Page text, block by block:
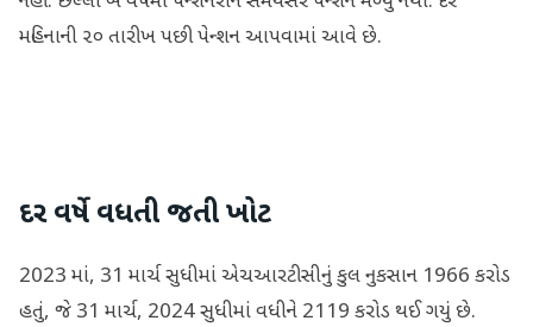
મહિનાની ૨૦ તારીખ પછી પેન્શન આપવામાં આવે છે.
દર વર્ષે વધતી જતી ખોટ
2023 માં, 31 માર્ચ સુધીમાં એચઆરટીસીનું કુલ નુકસાન 1966 કરોડ
હતું, જે 31 માર્ચ, 2024 સુધીમાં વધીને 2119 કરોડ થઈ ગયું છે.